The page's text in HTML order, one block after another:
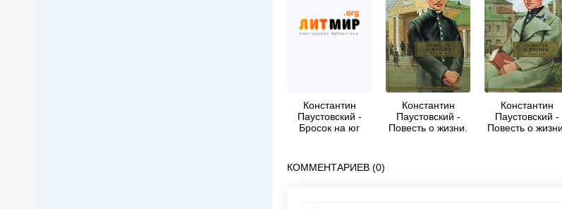
Константин
Паустовский -
Бросок на юг
Константин
Паустовский -
Повесть о жизни.
Константин
Паустовский -
Повесть о жизни.
КОММЕНТАРИЕВ (0)